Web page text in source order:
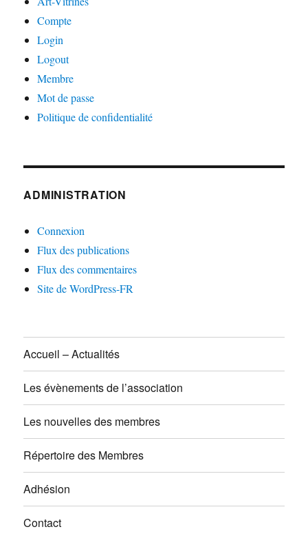
Compte
Login
Logout
Membre
Mot de passe
Politique de confidentialité
ADMINISTRATION
Connexion
Flux des publications
Flux des commentaires
Site de WordPress-FR
Accueil – Actualités
Les évènements de l’association
Les nouvelles des membres
Répertoire des Membres
Adhésion
Contact